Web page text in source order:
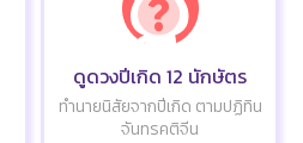
ดูดวงปีเกิด 12 นักษัตร
ทำนายนิสัยจากปีเกิด ตามปฏิทิน
จันทรคติจีน